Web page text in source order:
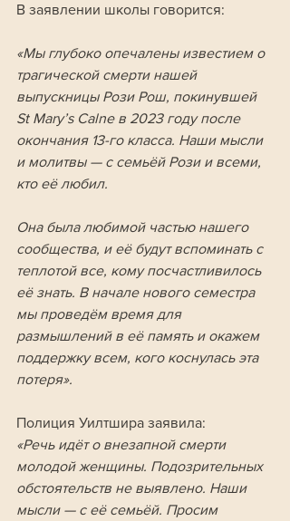
В заявлении школы говорится:
«Мы глубоко опечалены известием о
трагической смерти нашей
выпускницы Рози Рош, покинувшей
St Mary’s Calne в 2023 году после
окончания 13-го класса. Наши мысли
и молитвы — с семьёй Рози и всеми,
кто её любил.
Она была любимой частью нашего
сообщества, и её будут вспоминать с
теплотой все, кому посчастливилось
её знать. В начале нового семестра
мы проведём время для
размышлений в её память и окажем
поддержку всем, кого коснулась эта
потеря».
Полиция Уилтшира заявила:
«Речь идёт о внезапной смерти
молодой женщины. Подозрительных
обстоятельств не выявлено. Наши
мысли — с её семьёй. Просим